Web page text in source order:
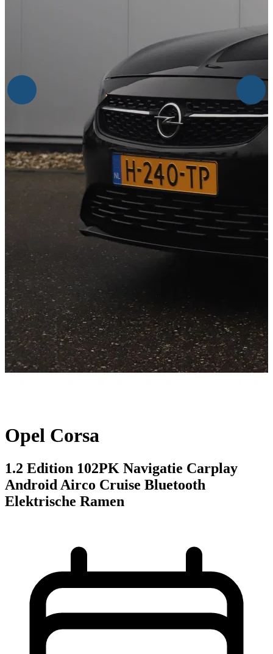
Opel Corsa
1.2 Edition 102PK Navigatie Carplay
Android Airco Cruise Bluetooth
Elektrische Ramen